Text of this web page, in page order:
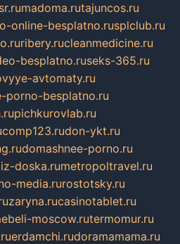
madoma.rutajuncos.ru
online-besplatno.rusplclub.ru
ribery.rucleanmedicine.ru
besplatno.ruseks-365.ru
avtomaty.ru
porno-besplatno.ru
pichkurovlab.ru
comp123.rudon-ykt.ru
domashnee-porno.ru
doska.rumetropoltravel.ru
media.rurostotsky.ru
zaryna.rucasinotablet.ru
moscow.rutermomur.ru
erdamchi.rudoramamama.ru